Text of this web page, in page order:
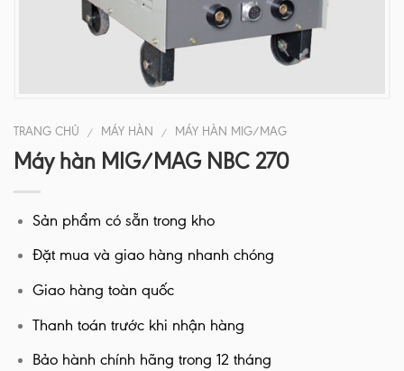
TRANG CHỦ / MÁY HÀN / MÁY HÀN MIG/MAG
Máy hàn MIG/MAG NBC 270
Sản phẩm có sẵn trong kho
Đặt mua và giao hàng nhanh chóng
Giao hàng toàn quốc
Thanh toán trước khi nhận hàng
Bảo hành chính hãng trong 12 tháng